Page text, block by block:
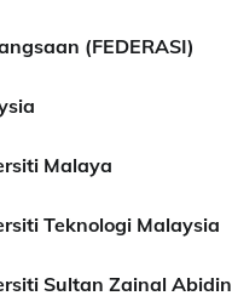
(FEDERASI)
Malaya
Teknologi Malaysia
Sultan Zainal Abidin